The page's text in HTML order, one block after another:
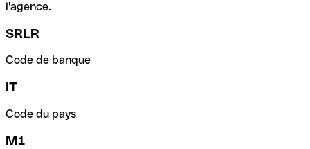
l'agence.
SRLR
Code de banque
IT
Code du pays
M1